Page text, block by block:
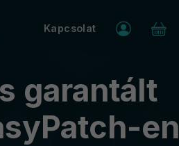
Kapcsolat
garantált
en